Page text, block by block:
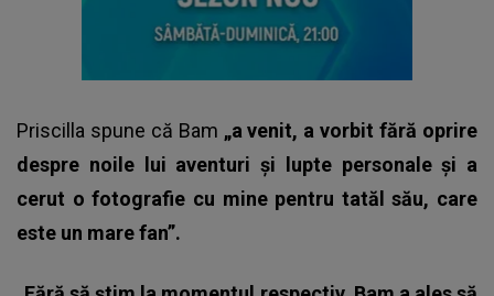
Priscilla spune că Bam „a venit, a vorbit fără oprire
despre noile lui aventuri și lupte personale și a
cerut o fotografie cu mine pentru tatăl său, care
este un mare fan”.